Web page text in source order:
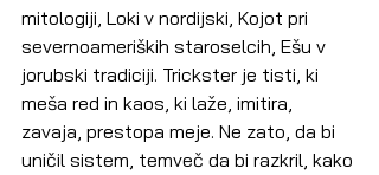
mitologiji, Loki v nordijski, Kojot pri
severnoameriških staroselcih, Ešu v
jorubski tradiciji. Trickster je tisti, ki
meša red in kaos, ki laže, imitira,
zavaja, prestopa meje. Ne zato, da bi
uničil sistem, temveč da bi razkril, kako